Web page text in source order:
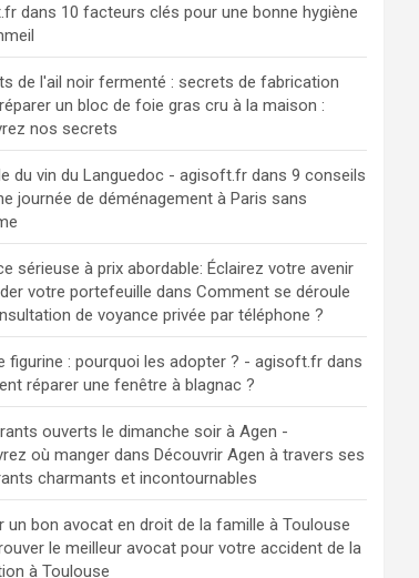
dans 10 facteurs clés pour une bonne hygiène
de l'ail noir fermenté : secrets de fabrication
un bloc de foie gras cru à la maison :
nos secrets
du vin du Languedoc - agisoft.fr dans9 conseils
journée de déménagement à Paris sans
sérieuse à prix abordable: Éclairez votre avenir
votre portefeuille dansComment se déroule
de voyance privée par téléphone ?
figurine : pourquoi les adopter ? - agisoft.fr dans
réparer une fenêtre à blagnac ?
ouverts le dimanche soir à Agen -
où manger dansDécouvrir Agen à travers ses
charmants et incontournables
un bon avocat en droit de la famille à Toulouse
le meilleur avocat pour votre accident de la
à Toulouse